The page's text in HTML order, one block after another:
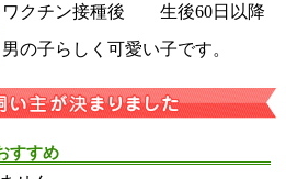
ワクチン接種後 生後60日以降
男の子らしく可愛い子です。
すすめ